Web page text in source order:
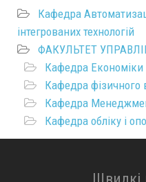
Кафедра
інтегрованих технологій
ФАКУЛЬТЕТ
Кафедра Економіки
Кафедра фізичного
Кафедра
Кафедра обліку і